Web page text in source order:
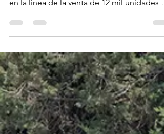
crecimiento
del 100 %
Aún con el contexto macroeconómico de
desaceleración, Foton México se mantiene
en la linea de la venta de 12 mil unidades
el mercado...